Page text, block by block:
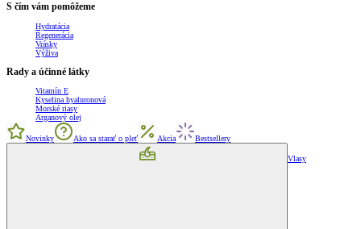
S čím vám pomôžeme
Hydratácia
Regenerácia
Vrásky
Výživa
Rady a účinné látky
Vitamín E
Kyselina hyaluronová
Morské riasy
Arganový olej
Novinky Ako sa starať o pleť Akcia Bestsellery
Vlasy